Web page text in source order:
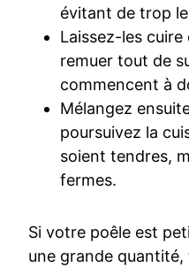
évitant de trop
Laissez-les
remuer tout de
commencent à
Mélangez
poursuivez la
soient tendres,
fermes.
Si votre poêle est
une grande